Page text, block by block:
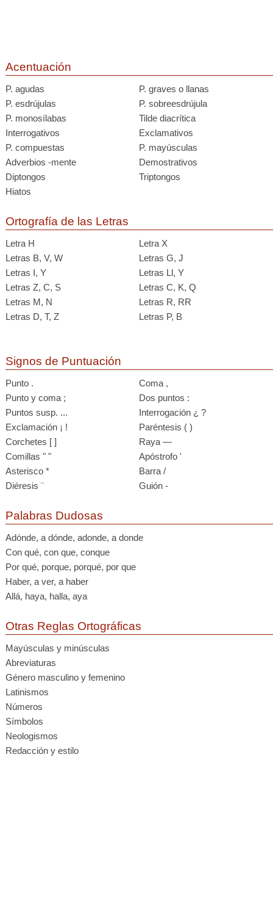
Acentuación
P. agudas
P. graves o llanas
P. esdrújulas
P. sobreesdrújula
P. monosílabas
Tilde diacrítica
Interrogativos
Exclamativos
P. compuestas
P. mayúsculas
Adverbios -mente
Demostrativos
Diptongos
Triptongos
Hiatos
Ortografía de las Letras
Letra H
Letra X
Letras B, V, W
Letras G, J
Letras I, Y
Letras Ll, Y
Letras Z, C, S
Letras C, K, Q
Letras M, N
Letras R, RR
Letras D, T, Z
Letras P, B
Signos de Puntuación
Punto .
Coma ,
Punto y coma ;
Dos puntos :
Puntos susp. ...
Interrogación ¿ ?
Exclamación ¡ !
Paréntesis ( )
Corchetes [ ]
Raya —
Comillas " "
Apóstrofo '
Asterisco *
Barra /
Diéresis ¨
Guión -
Palabras Dudosas
Adónde, a dónde, adonde, a donde
Con qué, con que, conque
Por qué, porque, porqué, por que
Haber, a ver, a haber
Allá, haya, halla, aya
Otras Reglas Ortográficas
Mayúsculas y minúsculas
Abreviaturas
Género masculino y femenino
Latinismos
Números
Símbolos
Neologismos
Redacción y estilo